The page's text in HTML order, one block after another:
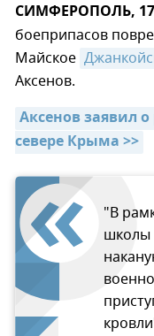
СИМФЕРОПОЛЬ,
боеприпасов
Майское
Аксенов.
Аксенов заявил
севере Крыма >>
"В
школы